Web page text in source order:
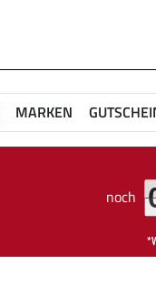
MARKEN
noch